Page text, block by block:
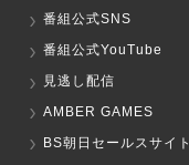
番組公式SNS
番組公式YouTube
見逃し配信
AMBER GAMES
BS朝日セールスサイト